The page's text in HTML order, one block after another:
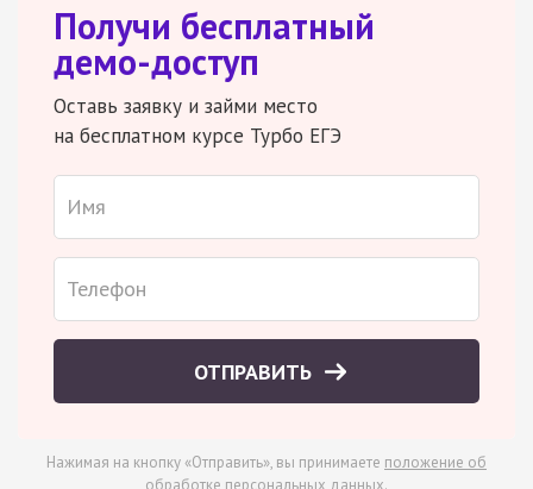
Получи бесплатный
демо-доступ
Оставь заявку и займи место
на бесплатном курсе Турбо ЕГЭ
ОТПРАВИТЬ
Нажимая на кнопку «Отправить», вы принимаете положение об
обработке персональных данных.